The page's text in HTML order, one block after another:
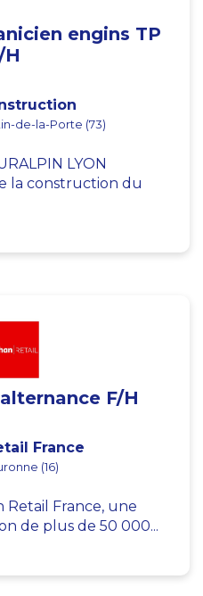
engins TP
H
de-la-Porte (73)
LYON
la construction du
F/H
France
(16)
Retail France, une
de plus de 50 000...